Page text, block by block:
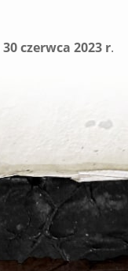
30 czerwca 2023 r.